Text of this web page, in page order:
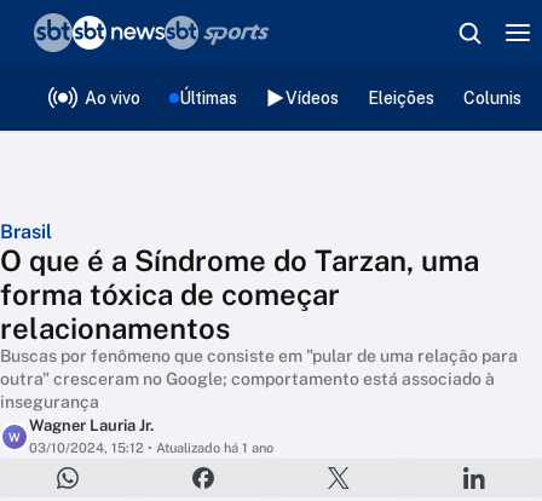
Ao vivo Últimas Vídeos Eleições
Brasil
O que é a Síndrome do Tarzan, uma
forma tóxica de começar
relacionamentos
Buscas por fenômeno que consiste em "pular de uma relação para
outra" cresceram no Google; comportamento está associado à
insegurança
W
Wagner Lauria Jr.
03/10/2024, 15:12 • Atualizado há 1 ano
❮voltar
Editorias